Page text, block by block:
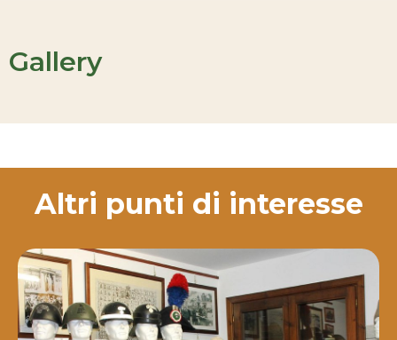
Gallery
Altri punti di interesse